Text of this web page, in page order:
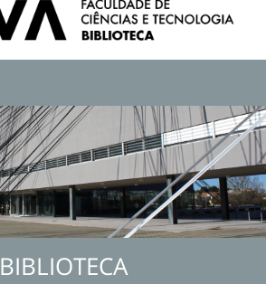
BIBLIOTECA